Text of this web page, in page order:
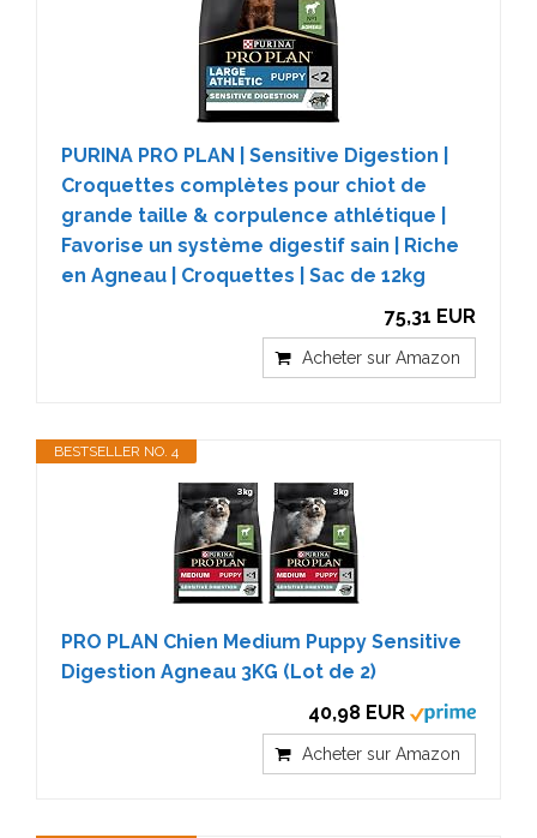
PURINA PRO PLAN | Sensitive Digestion |
Croquettes complètes pour chiot de
grande taille & corpulence athlétique |
Favorise un système digestif sain | Riche
en Agneau | Croquettes | Sac de 12kg
75,31 EUR
Acheter sur Amazon
BESTSELLER NO. 4
PRO PLAN Chien Medium Puppy Sensitive
Digestion Agneau 3KG (Lot de 2)
40,98 EUR
Acheter sur Amazon